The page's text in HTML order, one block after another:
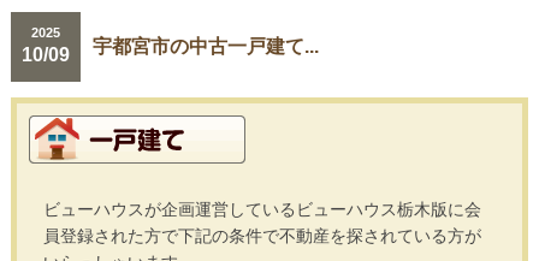
2025
10/09 宇都宮市の中古一戸建て...
ビューハウスが企画運営しているビューハウス栃木版に会
員登録された方で下記の条件で不動産を探されている方が